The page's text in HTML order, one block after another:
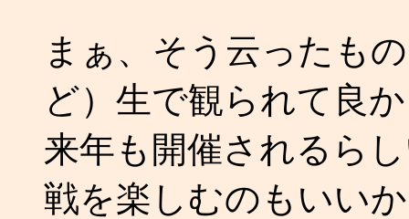
まぁ、そう云ったも
ど）生で観られて良
来年も開催されるら
戦を楽しむのもいい